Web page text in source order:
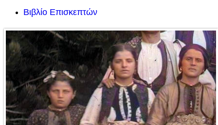
Βιβλίο Επισκεπτών